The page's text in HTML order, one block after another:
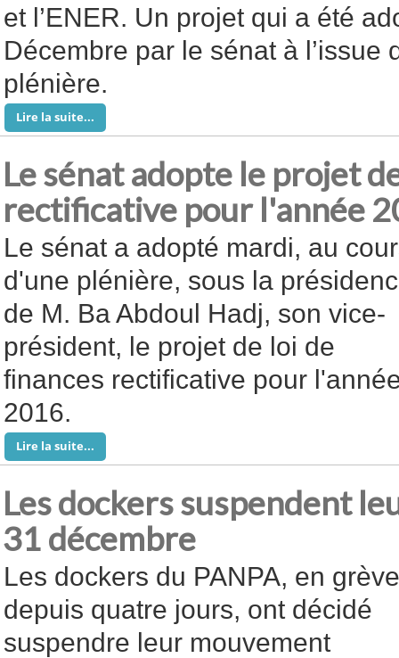
et l’ENER. Un projet qui a été
Décembre par le sénat à l’issue
plénière.
Lire la suite...
Le sénat adopte le projet
rectificative pour l'année
Le sénat a adopté mardi, au
d'une plénière, sous la
de M. Ba Abdoul Hadj, son vice-
président, le projet de loi de
finances rectificative pour
2016.
Lire la suite...
Les dockers suspendent
31 décembre
Les dockers du PANPA, en grève
depuis quatre jours, ont décidé
suspendre leur mouvement